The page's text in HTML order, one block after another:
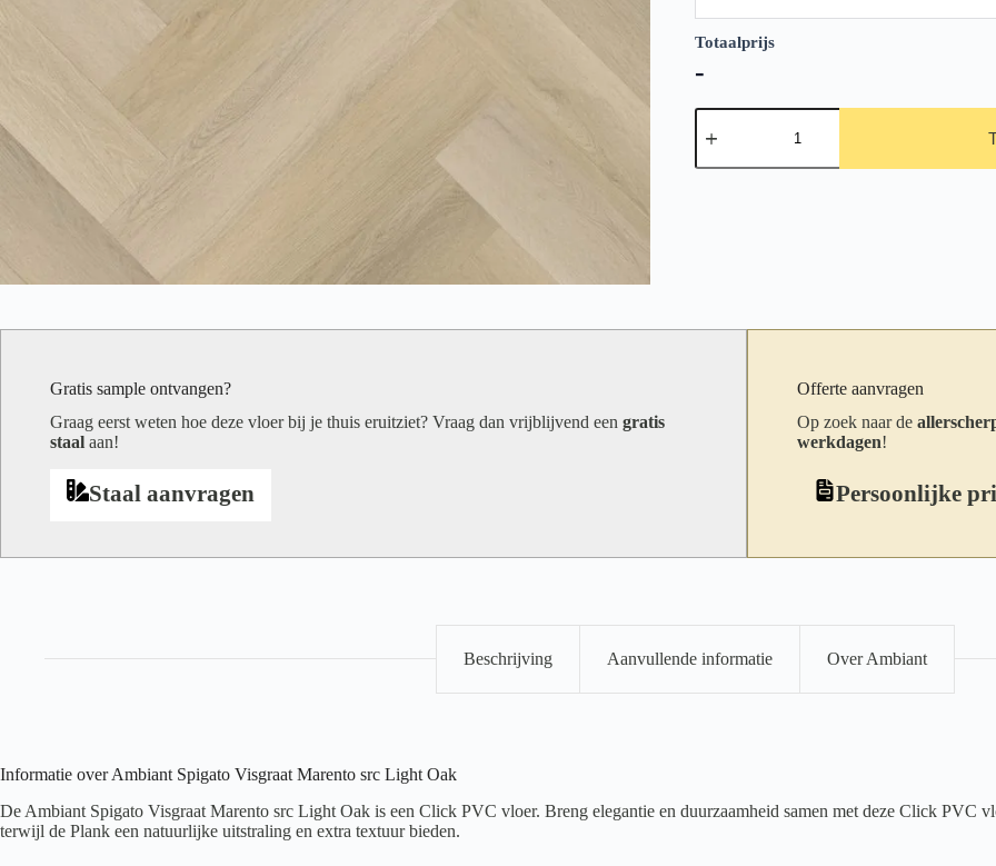
Totaalprijs
-
Ambiant
Spigato
Marento
Gratis sample ontvangen?
Graag eerst weten hoe deze vloer bij je thuis eruitziet? Vraag dan vrijblijvend een gratis
staal aan!
Staal aanvragen
Offerte aanvragen
Op zoek naar de
werkdagen!
Persoonlijke
Beschrijving Aanvullende informatie Over Ambiant
Informatie over Ambiant Spigato Visgraat Marento src Light Oak
De Ambiant Spigato Visgraat Marento src Light Oak is een Click PVC vloer. Breng elegantie en duurzaamheid samen met deze Click PVC
terwijl de Plank een natuurlijke uitstraling en extra textuur bieden.